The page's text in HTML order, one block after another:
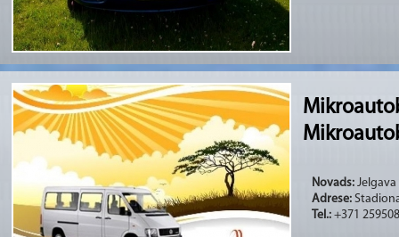
Novads: Jelgava
Adrese:
Tel.: +371